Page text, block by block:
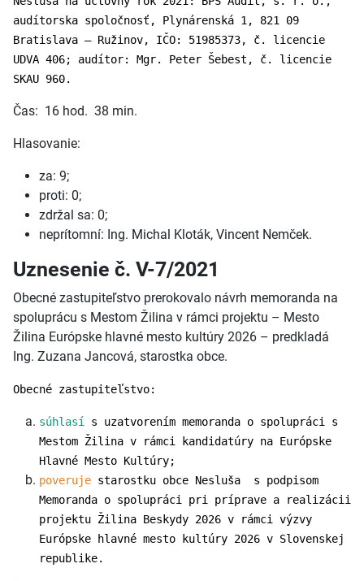
audítorska spoločnosť, Plynárenská 1, 821 09
Bratislava – Ružinov, IČO: 51985373, č. licencie
UDVA 406; audítor: Mgr. Peter Šebest, č. licencie
SKAU 960.
Čas: 16 hod. 38 min.
Hlasovanie:
za: 9;
proti: 0;
zdržal sa: 0;
neprítomní: Ing. Michal Kloták, Vincent Nemček.
Uznesenie č. V-7/2021
Obecné zastupiteľstvo prerokovalo návrh memoranda na
spoluprácu s Mestom Žilina v rámci projektu – Mesto
Žilina Európske hlavné mesto kultúry 2026 – predkladá
Ing. Zuzana Jancová, starostka obce.
Obecné zastupiteľstvo:
súhlasí
s uzatvorením memoranda o spolupráci s
Mestom Žilina v rámci kandidatúry na Európske
Hlavné Mesto Kultúry;
poveruje starostku obce Nesluša s podpisom
Memoranda o spolupráci pri príprave a realizácii
projektu Žilina Beskydy 2026 v rámci výzvy
Európske hlavné mesto kultúry 2026 v Slovenskej
republike.